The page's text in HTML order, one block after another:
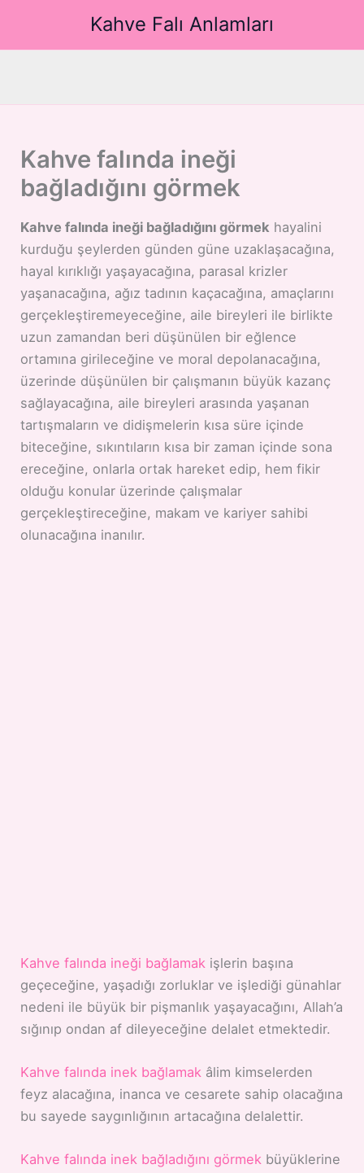
Kahve Falı Anlamları
Kahve falında ineği
bağladığını görmek
Kahve falında ineği bağladığını görmek hayalini
kurduğu şeylerden günden güne uzaklaşacağına,
hayal kırıklığı yaşayacağına, parasal krizler
yaşanacağına, ağız tadının kaçacağına, amaçlarını
gerçekleştiremeyeceğine, aile bireyleri ile birlikte
uzun zamandan beri düşünülen bir eğlence
ortamına girileceğine ve moral depolanacağına,
üzerinde düşünülen bir çalışmanın büyük kazanç
sağlayacağına, aile bireyleri arasında yaşanan
tartışmaların ve didişmelerin kısa süre içinde
biteceğine, sıkıntıların kısa bir zaman içinde sona
ereceğine, onlarla ortak hareket edip, hem fikir
olduğu konular üzerinde çalışmalar
gerçekleştireceğine, makam ve kariyer sahibi
olunacağına inanılır.
Kahve falında ineği bağlamak işlerin başına
geçeceğine, yaşadığı zorluklar ve işlediği günahlar
nedeni ile büyük bir pişmanlık yaşayacağını, Allah’a
sığınıp ondan af dileyeceğine delalet etmektedir.
Kahve falında inek bağlamak âlim kimselerden
feyz alacağına, inanca ve cesarete sahip olacağına
bu sayede saygınlığının artacağına delalettir.
Kahve falında inek bağladığını görmek büyüklerine